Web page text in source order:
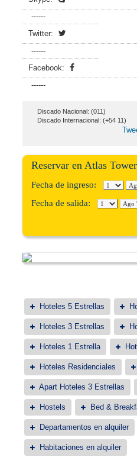
------
Twitter:
------
Facebook:
------
Discado Nacional: (011)
Discado Internacional: (+54 11)
Reservar en Atlas
Fecha de ingreso:
Fecha de salida:
Hoteles 5 Estrellas
Hoteles 3 Estrellas
Hoteles 1 Estrella
Hoteles Residenciales
Apart Hoteles 3 Estrellas
Hostels Bed &
Departamentos en alquiler
Habitaciones en alquiler